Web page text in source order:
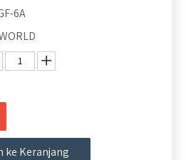
6A
ke Keranjang